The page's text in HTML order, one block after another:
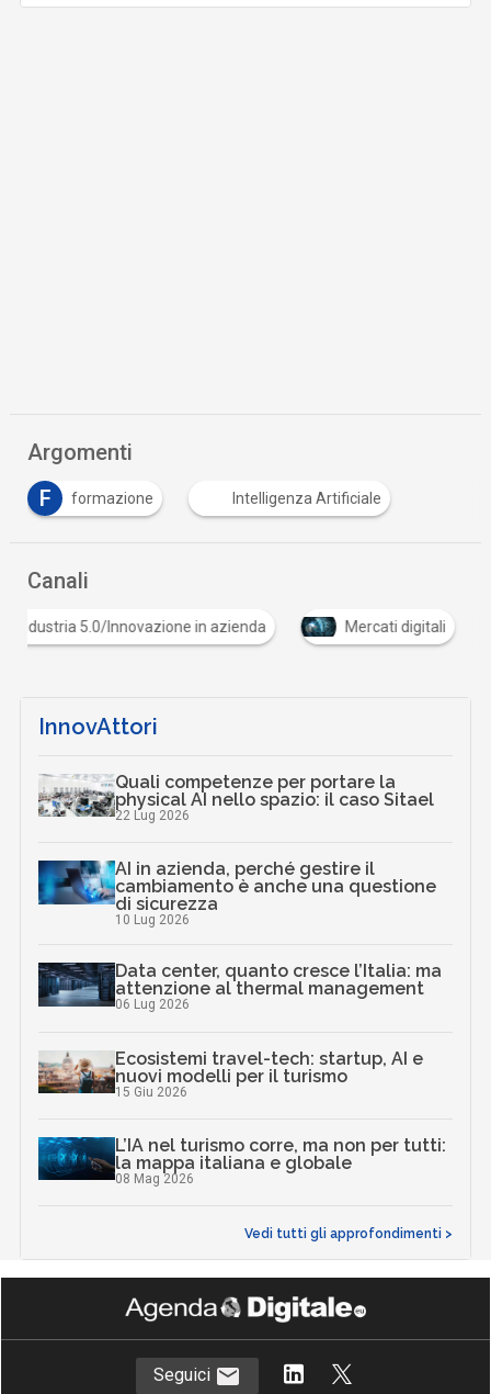
Argomenti
F
formazione Intelligenza Artificiale
Canali
Industria 5.0/Innovazione in azienda Mercati
InnovAttori
Quali competenze per portare la
physical AI nello spazio: il caso Sitael
22 Lug 2026
AI in azienda, perché gestire il
cambiamento è anche una questione
di sicurezza
10 Lug 2026
Data center, quanto cresce l’Italia: ma
attenzione al thermal management
06 Lug 2026
Ecosistemi travel-tech: startup, AI e
nuovi modelli per il turismo
15 Giu 2026
L’IA nel turismo corre, ma non per tutti:
la mappa italiana e globale
08 Mag 2026
Vedi tutti gli approfondimenti >
Seguici